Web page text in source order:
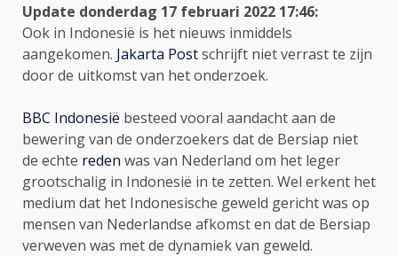
Update donderdag 17 februari 2022 17:46:
Ook in Indonesië is het nieuws inmiddels
aangekomen. Jakarta Postschrijft niet verrast te zijn
door de uitkomst van het onderzoek.
BBC Indonesië besteed vooral aandacht aan de
bewering van de onderzoekers dat de Bersiap niet
de echte reden was van Nederland om het leger
grootschalig in Indonesië in te zetten. Wel erkent het
medium dat het Indonesische geweld gericht was op
mensen van Nederlandse afkomst en dat de Bersiap
verweven was met de dynamiek van geweld.